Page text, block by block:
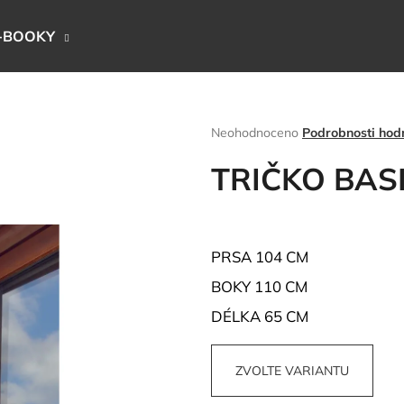
Průměrné
produktu
hvězdiček.
Neohodnoceno Podrobnosti
TRIČKO
PRSA 104 CM
BOKY 110 CM
DÉLKA 65 CM
ZVOLTE VARIANTU
HLEDAT